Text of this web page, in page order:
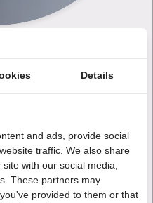
Details
and ads, provide social
traffic. We also share
with our social media,
These partners may
provided to them or that